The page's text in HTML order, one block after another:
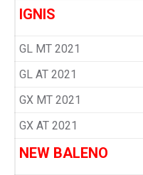
IGNIS
GL MT 2021
GL AT 2021
GX MT 2021
GX AT 2021
NEW BALENO